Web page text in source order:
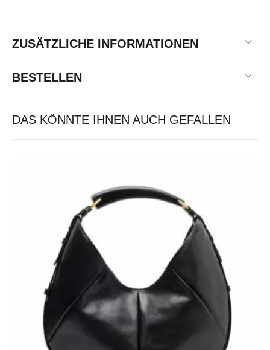
ZUSÄTZLICHE INFORMATIONEN
BESTELLEN
DAS KÖNNTE IHNEN AUCH GEFALLEN